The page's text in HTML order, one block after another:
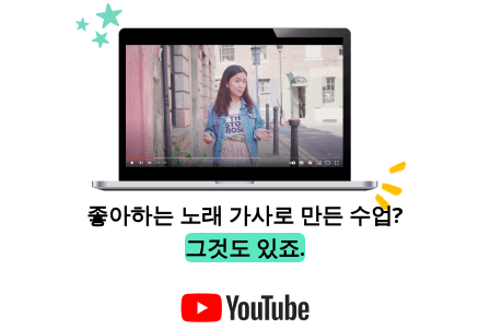
좋아하는 노래 가사로 만든 수업?
그것도 있죠.